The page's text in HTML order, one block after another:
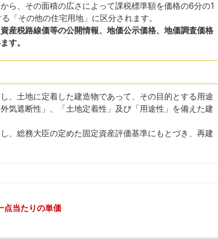
ら、その面積の広さによって課税標準額を価格の6分の1
「その他の住宅用地」に区分されます。
産税路線価等の公開情報、地価公示価格、地価調査価格
す。
、土地に定着した建造物であって、その目的とする用途
気遮断性」、「土地定着性」及び「用途性」を備えた建
、総務大臣の定めた固定資産評価基準にもとづき、再建
点当たりの単価